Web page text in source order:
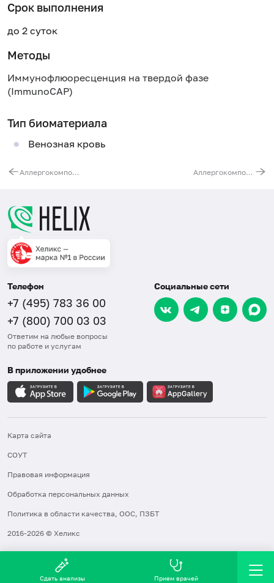
Срок выполнения
до 2 суток
Методы
Иммунофлюоресценция на твердой фазе
(ImmunoCAP)
Тип биоматериала
Венозная кровь
Аллергокомпонент w233 - полынь nArt v 3 LTP, IgE (ImmunoCAP) Аллергокомпонент m229 - альтернария альтерната (Alternaria alternata) rAlt a1, IgE (ImmunoCAP)
Телефон
+7 (495) 783 36 00
+7 (800) 700 03 03
Ответим на любые вопросы
по работе и услугам
Социальные сети
В приложении удобнее
Карта сайта
СОУТ
Правовая информация
Обработка персональных данных
Политика в области качества, ООС, ПЗБТ
2016-2026 © Хеликс
Сдать анализы Прием врачей